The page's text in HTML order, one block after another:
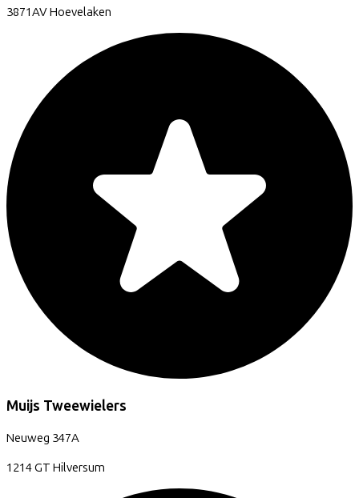
3871AVHoevelaken
Muijs Tweewielers
Neuweg 347A
1214 GT Hilversum